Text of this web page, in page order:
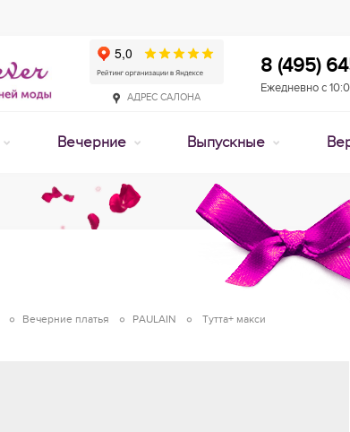
АДРЕС САЛОНА
8 (495)
Ежедневно с
Вечерние Выпускные
Вечерние платья PAULAIN Тутта+ макси